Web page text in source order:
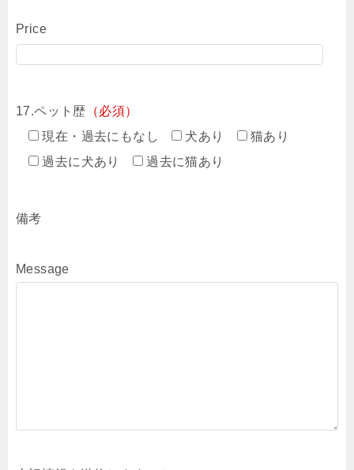
Price
17.ペット歴 （必須）
現在・過去にもなし
犬あり
猫あり
過去に犬あり
過去に猫あり
備考
Message